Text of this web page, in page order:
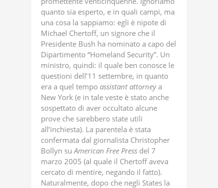
quanto sia esperto, e in quali campi, ma
una cosa la sappiamo: egli è nipote di
Michael Chertoff, un signore che il
Presidente Bush ha nominato a capo del
Dipartimento “Homeland Security”. Un
ministro, quindi: il quale ben conosce le
questioni dell’11 settembre, in quanto
era a quel tempo assistant attorneya
New York (e in tale veste è stato anche
sospettato di aver occultato alcune
prove che sarebbero state utili
all’inchiesta). La parentela è stata
confermata dal giornalista Christopher
Bollyn suAmerican Free Press del 7
marzo 2005 (al quale il Chertoff aveva
cercato di mentire, negando il fatto).
Naturalmente, dopo che negli States la